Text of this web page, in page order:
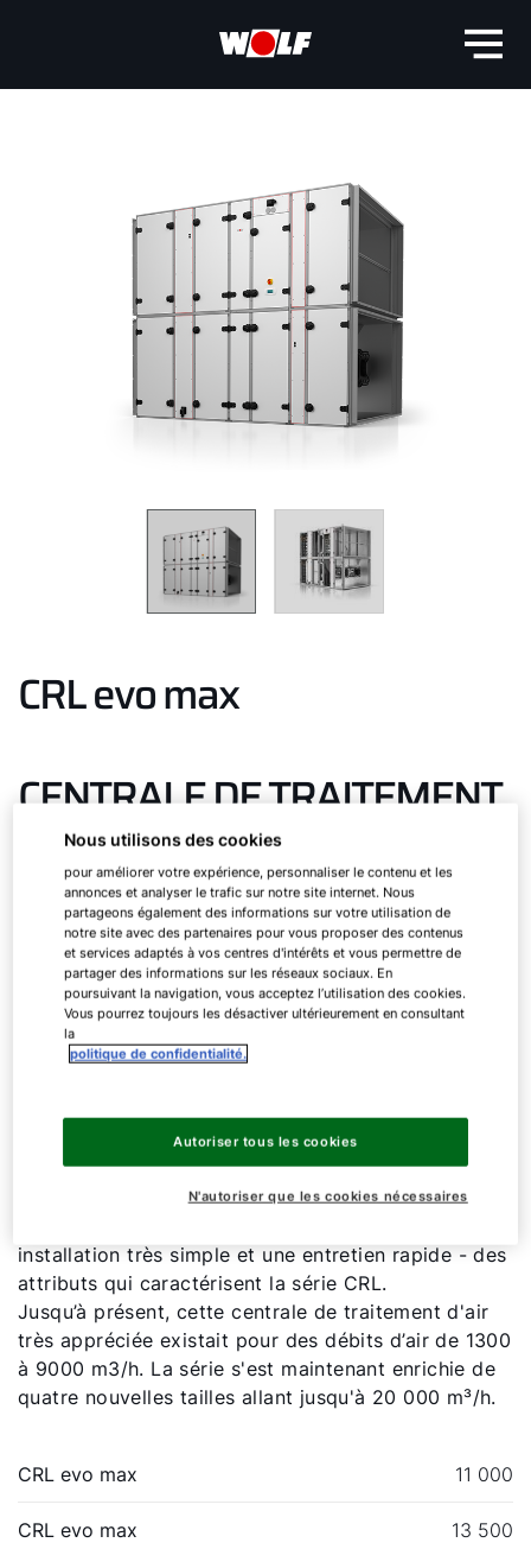
CRL evo max
CENTRALE DE TRAITEMENT
D’AIR COMFORT AVEC
RÉCUPÉRATEUR DE
CHALEUR ROTATIF
Une dimension maximale
pour plus de succès - Débits
d’air allant jusqu’à
20 000 m3/h
installation très simple et une entretien rapide - des
attributs qui caractérisent la série CRL.
Jusqu’à présent, cette centrale de traitement d'air
très appréciée existait pour des débits d’air de 1300
à 9000 m3/h. La série s'est maintenant enrichie de
quatre nouvelles tailles allant jusqu'à 20 000 m³/h.
CRL evo max 11 000
CRL evo max 13 500
Nous utilisons des cookies
pour améliorer votre expérience, personnaliser le contenu et les
annonces et analyser le trafic sur notre site internet. Nous
partageons également des informations sur votre utilisation de
notre site avec des partenaires pour vous proposer des contenus
et services adaptés à vos centres d'intérêts et vous permettre de
partager des informations sur les réseaux sociaux. En
poursuivant la navigation, vous acceptez l’utilisation des cookies.
Vous pourrez toujours les désactiver ultérieurement en consultant
la
politique de confidentialité.
N'autoriser que les cookies nécessaires
Autoriser tous les cookies